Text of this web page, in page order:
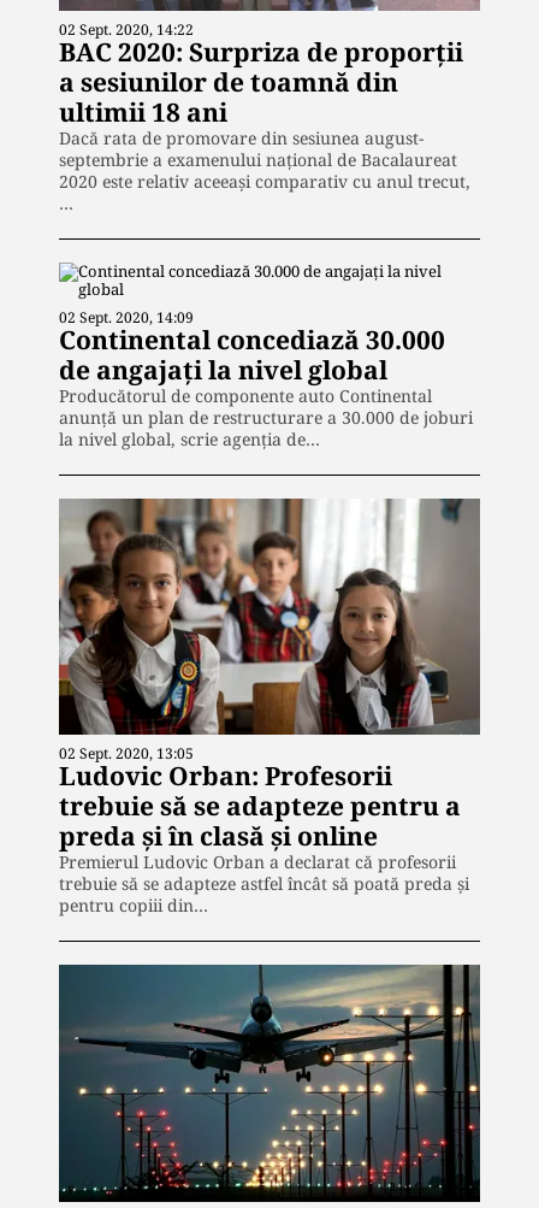
02 Sept. 2020, 14:22
BAC 2020: Surpriza de proporții
a sesiunilor de toamnă din
ultimii 18 ani
Dacă rata de promovare din sesiunea august-
septembrie a examenului naţional de Bacalaureat
2020 este relativ aceeași comparativ cu anul trecut,
…
02 Sept. 2020, 14:09
Continental concediază 30.000
de angajați la nivel global
Producătorul de componente auto Continental
anunţă un plan de restructurare a 30.000 de joburi
la nivel global, scrie agenția de…
02 Sept. 2020, 13:05
Ludovic Orban: Profesorii
trebuie să se adapteze pentru a
preda și în clasă și online
Premierul Ludovic Orban a declarat că profesorii
trebuie să se adapteze astfel încât să poată preda şi
pentru copiii din…